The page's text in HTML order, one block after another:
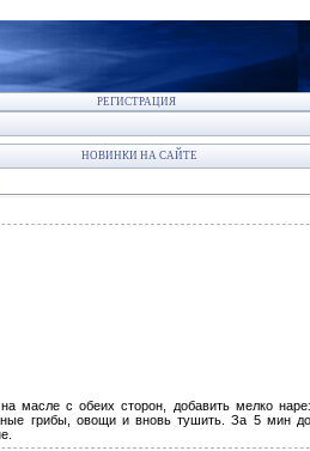
РЕГИСТРАЦИЯ
НОВИНКИ НА САЙТЕ
масле с обеих сторон, добавить мелко
грибы, овощи и вновь тушить. За 5 мин до